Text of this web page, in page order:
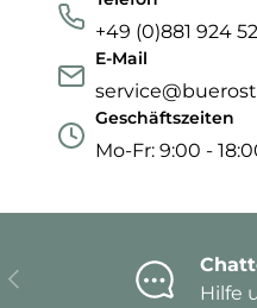
+49 (0)881 924
E-Mail
Geschäftszeiten
Mo-Fr: 9:00 -
Vorherige
Hilfe